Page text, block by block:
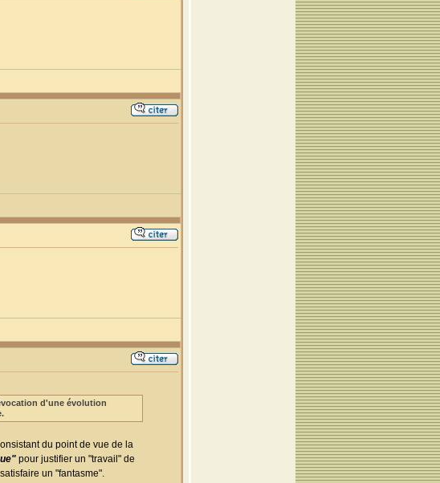
d'une évolution
du point de vue de la
pour justifier un "travail" de
un "fantasme".